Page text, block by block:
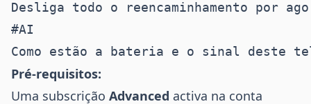
#AI
Pré-requisitos:
Uma subscrição Advanced activa na conta